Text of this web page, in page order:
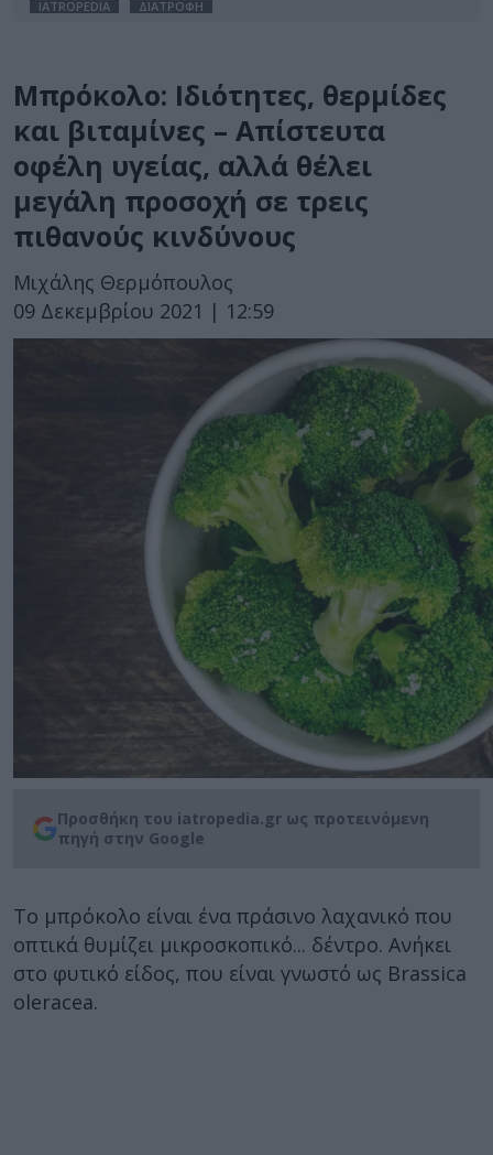
IATROPEDIA ΔΙΑΤΡΟΦΗ
Μπρόκολο: Ιδιότητες, θερμίδες
και βιταμίνες – Απίστευτα
οφέλη υγείας, αλλά θέλει
μεγάλη προσοχή σε τρεις
πιθανούς κινδύνους
Μιχάλης Θερμόπουλος
09 Δεκεμβρίου 2021 | 12:59
Προσθήκη του iatropedia.gr ως προτεινόμενη
πηγή στην Google
Το μπρόκολο είναι ένα πράσινο λαχανικό που
οπτικά θυμίζει μικροσκοπικό... δέντρο. Ανήκει
στο φυτικό είδος, που είναι γνωστό ως Brassica
oleracea.